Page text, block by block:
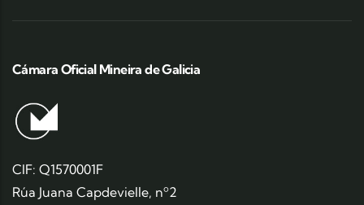
Cámara Oficial Mineira de Galicia
CIF: Q1570001F
Rúa Juana Capdevielle, nº2